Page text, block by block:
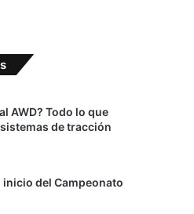
AWD? Todo lo que
de tracción
del Campeonato